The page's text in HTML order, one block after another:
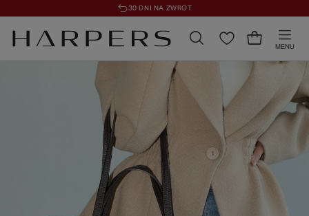
30 DNI NA ZWROT
MENU